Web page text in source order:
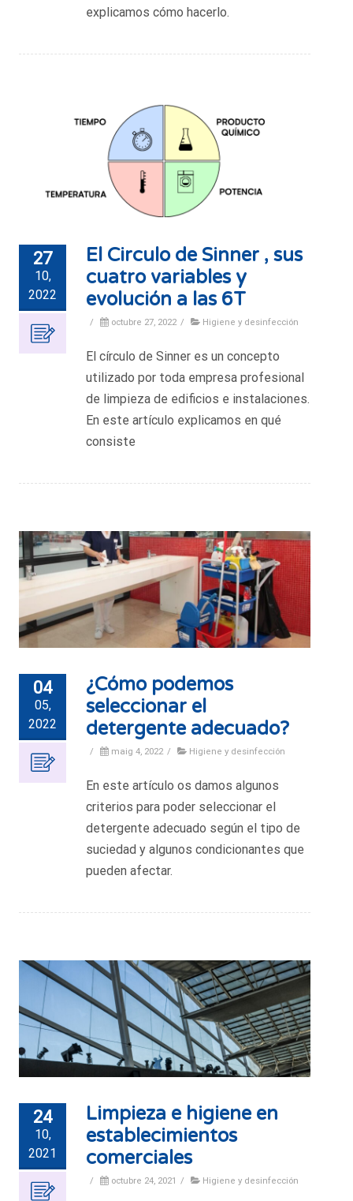
explicamos cómo hacerlo.
27
10,
2022
El Circulo de Sinner , sus
cuatro variables y
evolución a las 6T
/ octubre 27, 2022 / Higiene y desinfección
El círculo de Sinner es un concepto
utilizado por toda empresa profesional
de limpieza de edificios e instalaciones.
En este artículo explicamos en qué
consiste
04
05,
2022
¿Cómo podemos
seleccionar el
detergente adecuado?
/ maig 4, 2022 / Higiene y desinfección
En este artículo os damos algunos
criterios para poder seleccionar el
detergente adecuado según el tipo de
suciedad y algunos condicionantes que
pueden afectar.
24
10,
2021
Limpieza e higiene en
establecimientos
comerciales
/ octubre 24, 2021 / Higiene y desinfección